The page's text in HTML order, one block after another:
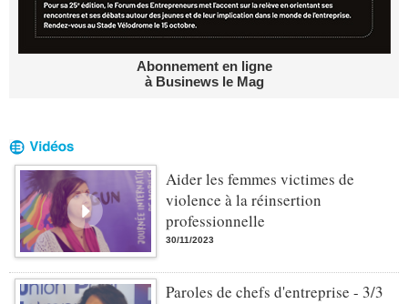
Abonnement en ligne
à Businews le Mag
Aider les femmes victimes de
violence à la réinsertion
professionnelle
30/11/2023
Paroles de chefs d'entreprise - 3/3